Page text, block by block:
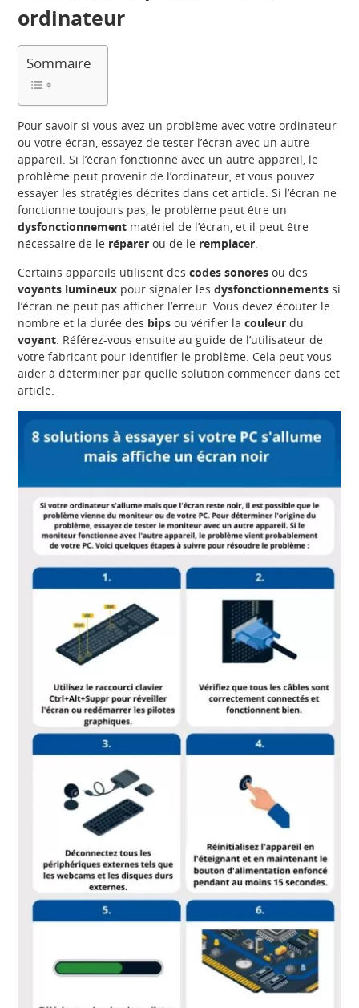
ordinateur
Sommaire
Pour savoir si vous avez un problème avec votre ordinateur
ou votre écran, essayez de tester l’écran avec un autre
appareil. Si l’écran fonctionne avec un autre appareil, le
problème peut provenir de l’ordinateur, et vous pouvez
essayer les stratégies décrites dans cet article. Si l’écran ne
fonctionne toujours pas, le problème peut être un
dysfonctionnement matériel de l’écran, et il peut être
nécessaire de le réparer ou de le remplacer
Certains appareils utilisent descodes sonores ou des
voyants lumineux pour signaler lesdysfonctionnements si
l’écran ne peut pas afficher l’erreur. Vous devez écouter le
nombre et la durée des bips ou vérifier lacouleur du
voyant . Référez-vous ensuite au guide de l’utilisateur de
votre fabricant pour identifier le problème. Cela peut vous
aider à déterminer par quelle solution commencer dans cet
article.